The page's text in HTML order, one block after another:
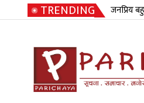
TRENDING जनप्रिय